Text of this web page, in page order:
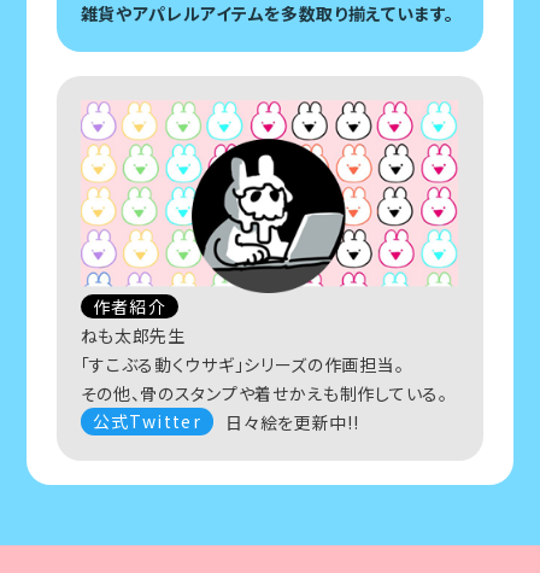
雑貨やアパレルアイテムを多数取り揃えています。
作者紹介
ねも太郎先生
「すこぶる動くウサギ」シリーズの作画担当。
その他、骨のスタンプや着せかえも制作している。
公式Twitter
日々絵を更新中!!